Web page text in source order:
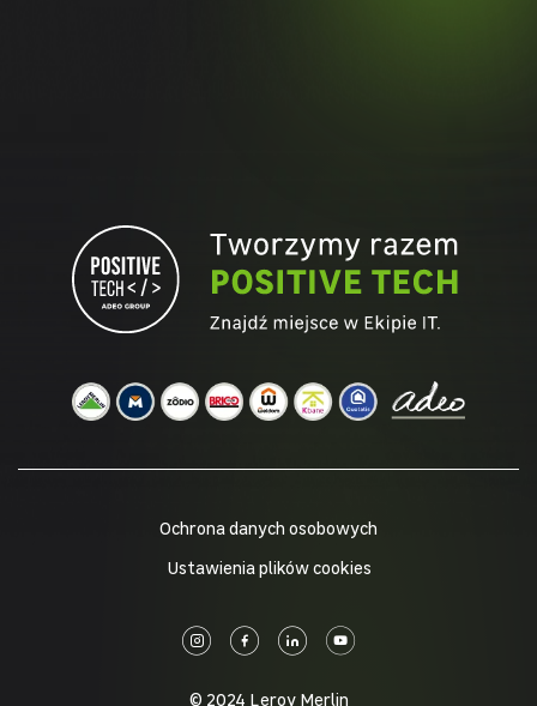
© 2024 Leroy Merlin
Ochrona danych osobowych
Ustawienia plików cookies